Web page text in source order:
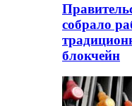
собрало
блокчейн